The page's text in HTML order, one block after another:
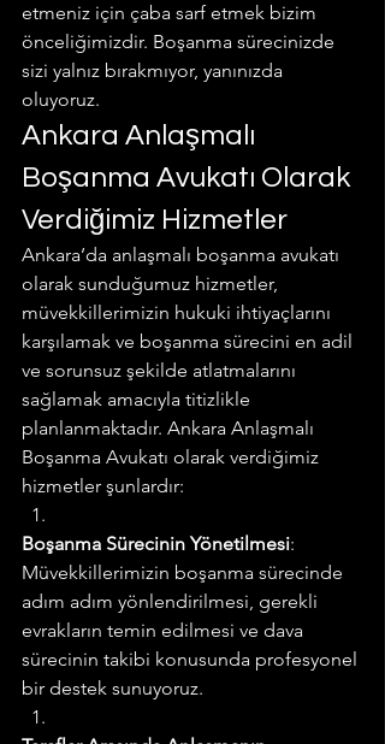
etmeniz için çaba sarf etmek bizim
önceliğimizdir. Boşanma sürecinizde
sizi yalnız bırakmıyor, yanınızda
oluyoruz.
Ankara Anlaşmalı
Boşanma Avukatı Olarak
Verdiğimiz Hizmetler
Ankara’da anlaşmalı boşanma avukatı
olarak sunduğumuz hizmetler,
müvekkillerimizin hukuki ihtiyaçlarını
karşılamak ve boşanma sürecini en adil
ve sorunsuz şekilde atlatmalarını
sağlamak amacıyla titizlikle
planlanmaktadır. Ankara Anlaşmalı
Boşanma Avukatı olarak verdiğimiz
hizmetler şunlardır:
Boşanma Sürecinin Yönetilmesi:
Müvekkillerimizin boşanma sürecinde
adım adım yönlendirilmesi, gerekli
evrakların temin edilmesi ve dava
sürecinin takibi konusunda profesyonel
bir destek sunuyoruz.